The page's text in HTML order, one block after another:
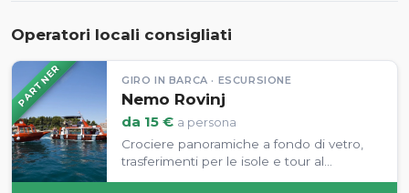
Operatori locali consigliati
PARTNER GIRO IN BARCA · ESCURSIONE
Nemo Rovinj
da 15 € a persona
Crociere panoramiche a fondo di vetro,
trasferimenti per le isole e tour al